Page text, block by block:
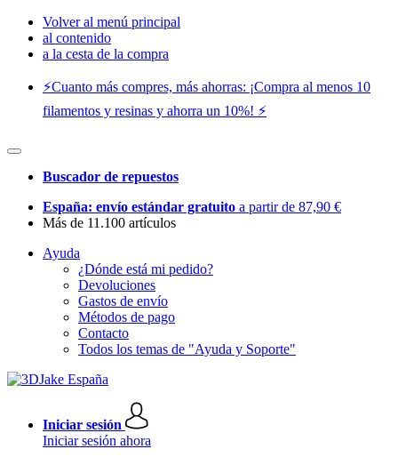
Volver al menú principal
al contenido
a la cesta de la compra
⚡️Cuanto más compres, más ahorras: ¡Compra al menos 10
filamentos y resinas y ahorra un 10%! ⚡️
Buscador de repuestos
España: envío estándar gratuito a partir de 87,90 €
Más de 11.100 artículos
Ayuda
¿Dónde está mi pedido?
Devoluciones
Gastos de envío
Métodos de pago
Contacto
Todos los temas de "Ayuda y Soporte"
Iniciar sesión
Iniciar sesión ahora